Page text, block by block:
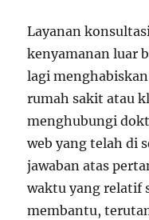
Layanan
kenyamanan luar
lagi
rumah sakit atau
menghubungi
web yang telah di
jawaban atas
waktu yang relatif
membantu,